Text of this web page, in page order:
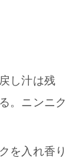
し汁は残
。ニンニク
を入れ香り